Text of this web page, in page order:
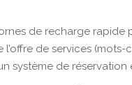
de recharge rapide
l’offre de services
système de